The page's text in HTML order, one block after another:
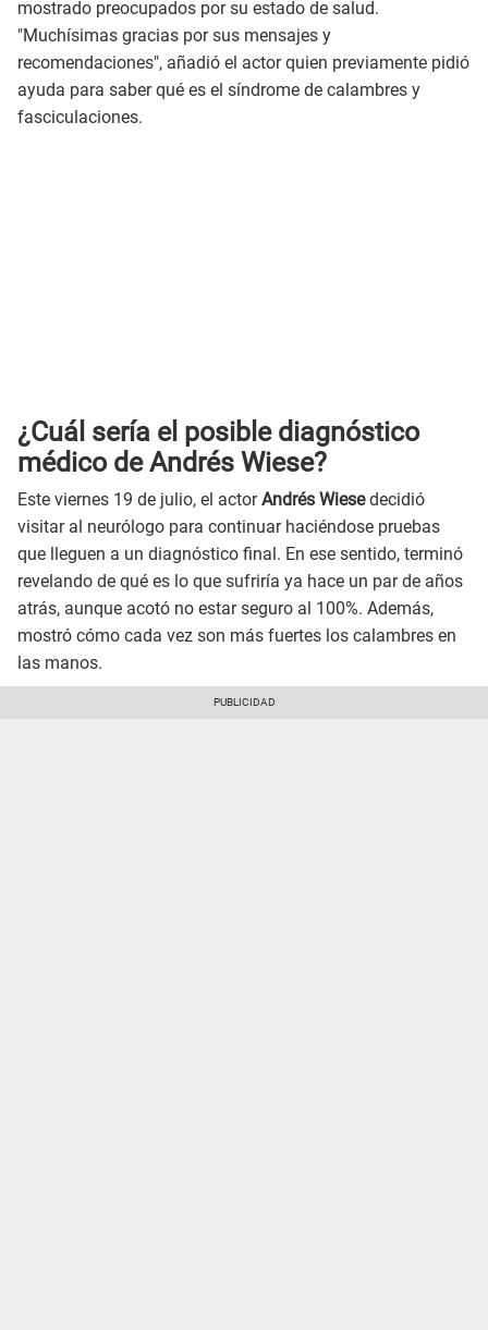
mostrado preocupados por su estado de salud.
"Muchísimas gracias por sus mensajes y
recomendaciones", añadió el actor quien previamente pidió
ayuda para saber qué es el síndrome de calambres y
fasciculaciones.
¿Cuál sería el posible diagnóstico
médico de Andrés Wiese?
Este viernes 19 de julio, el actorAndrés Wiesedecidió
visitar al neurólogo para continuar haciéndose pruebas
que lleguen a un diagnóstico final. En ese sentido, terminó
revelando de qué es lo que sufriría ya hace un par de años
atrás, aunque acotó no estar seguro al 100%. Además,
mostró cómo cada vez son más fuertes los calambres en
las manos.